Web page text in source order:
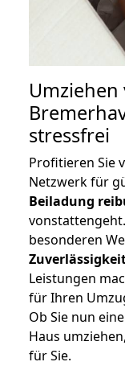
Umziehen
stressfrei
Profitieren Sie
Netzwerk für
Beiladung
besonderen
Leistungen
für Ihren
Ob Sie nun
Haus
für Sie.